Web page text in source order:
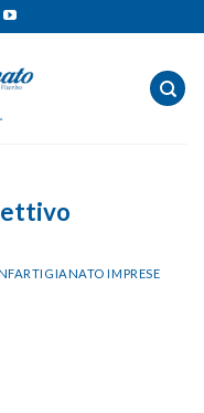
IMPRESE